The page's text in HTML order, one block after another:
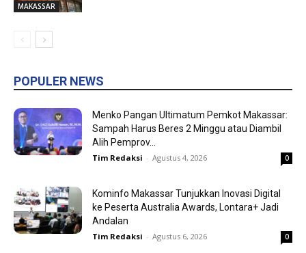
MAKASSAR
POPULER NEWS
Menko Pangan Ultimatum Pemkot Makassar:
Sampah Harus Beres 2 Minggu atau Diambil
Alih Pemprov...
Tim Redaksi - Agustus 4, 2026 0
Kominfo Makassar Tunjukkan Inovasi Digital
ke Peserta Australia Awards, Lontara+ Jadi
Andalan
Tim Redaksi - Agustus 6, 2026 0